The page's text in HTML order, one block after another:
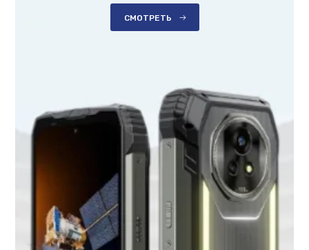
СМОТРЕТЬ